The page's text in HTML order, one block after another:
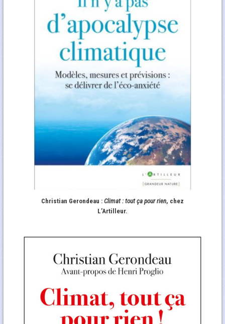
Christian Gerondeau : Climat : tout ça pour rien, chez
L’Artilleur.